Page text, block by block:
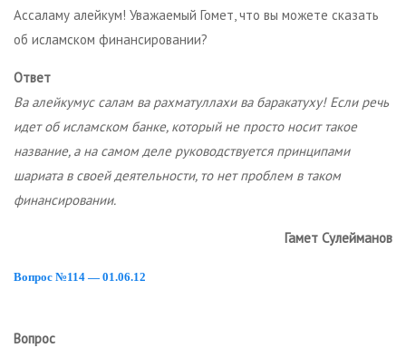
Ассаламу алейкум! Уважаемый Гомет, что вы можете сказать
об исламском финансировании?
Ответ
Ва алейкумус салам ва рахматуллахи ва баракатуху! Если речь
идет об исламском банке, который не просто носит такое
название, а на самом деле руководствуется принципами
шариата в своей деятельности, то нет проблем в таком
финансировании.
Гамет Сулейманов
Вопрос №114 — 01.06.12
Вопрос